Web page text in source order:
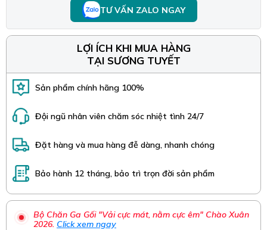
TƯ VẤN ZALO NGAY
LỢI ÍCH KHI MUA HÀNG
TẠI SƯƠNG TUYẾT
Sản phẩm chính hãng 100%
Đội ngũ nhân viên chăm sóc nhiệt tình 24/7
Đặt hàng và mua hàng đễ dàng, nhanh chóng
Bảo hành 12 tháng, bảo trì trọn đời sản phẩm
Bộ Chăn Ga Gối "Vải cực mát, nằm cực êm" Chào Xuân
2026. Click xem ngay